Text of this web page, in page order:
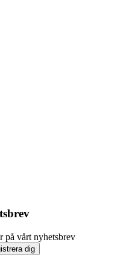
på vårt nyhetsbrev
dig